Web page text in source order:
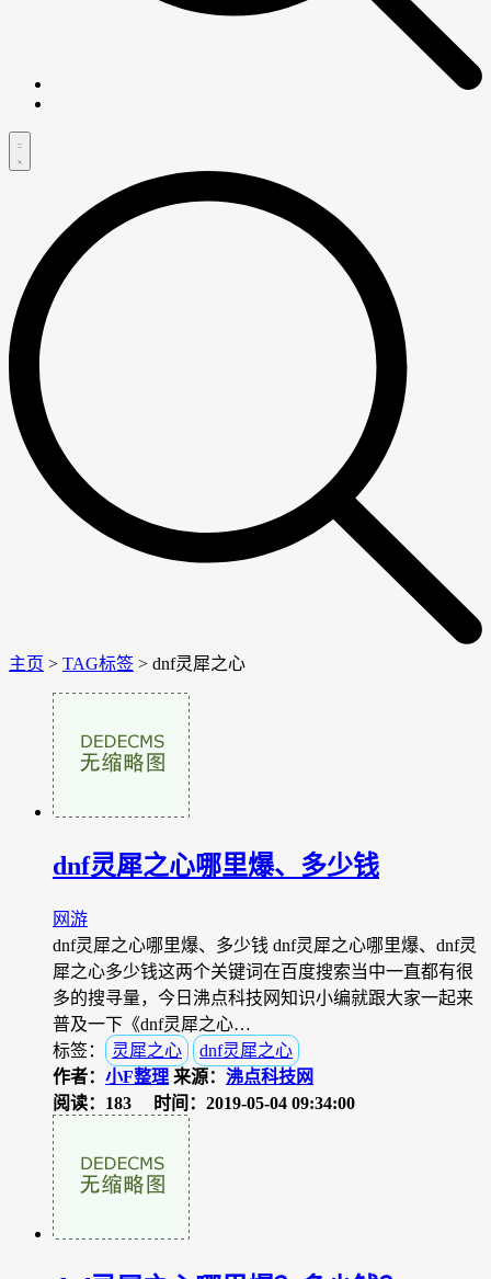
主页 > TAG标签 > dnf灵犀之心
dnf灵犀之心哪里爆、多少钱
网游
dnf灵犀之心哪里爆、多少钱 dnf灵犀之心哪里爆、dnf灵
犀之心多少钱这两个关键词在百度搜索当中一直都有很
多的搜寻量，今日沸点科技网知识小编就跟大家一起来
普及一下《dnf灵犀之心…
标签：
灵犀之心
dnf灵犀之心
作者： 小F整理 来源： 沸点科技网
阅读：183
时间：2019-05-04 09:34:00